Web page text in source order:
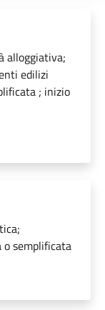
alloggiativa;
edilizi
; inizio
o semplificata